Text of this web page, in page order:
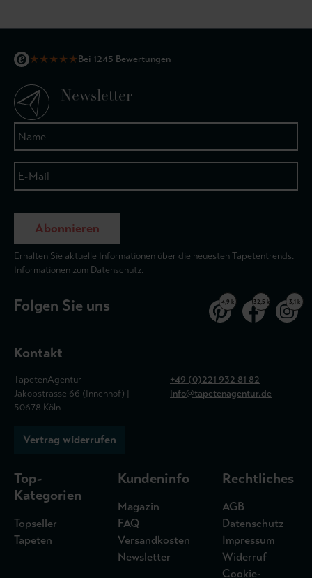
★★★★★Bei 1245 Bewertungen
Newsletter
Abonnieren
Erhalten Sie aktuelle Informationen über die neuesten Tapetentrends.
Informationen zum Datenschutz.
Folgen Sie uns 4,9 k 32,5 k 3,1 k
Kontakt
TapetenAgentur
Jakobstrasse 66 (Innenhof) |
50678 Köln
+49 (0)221 932 81 82
info@tapetenagentur.de
Vertrag widerrufen
Top-
Kategorien
Topseller
Tapeten
Kundeninfo
Magazin
FAQ
Versandkosten
Newsletter
Rechtliches
AGB
Datenschutz
Impressum
Widerruf
Cookie-